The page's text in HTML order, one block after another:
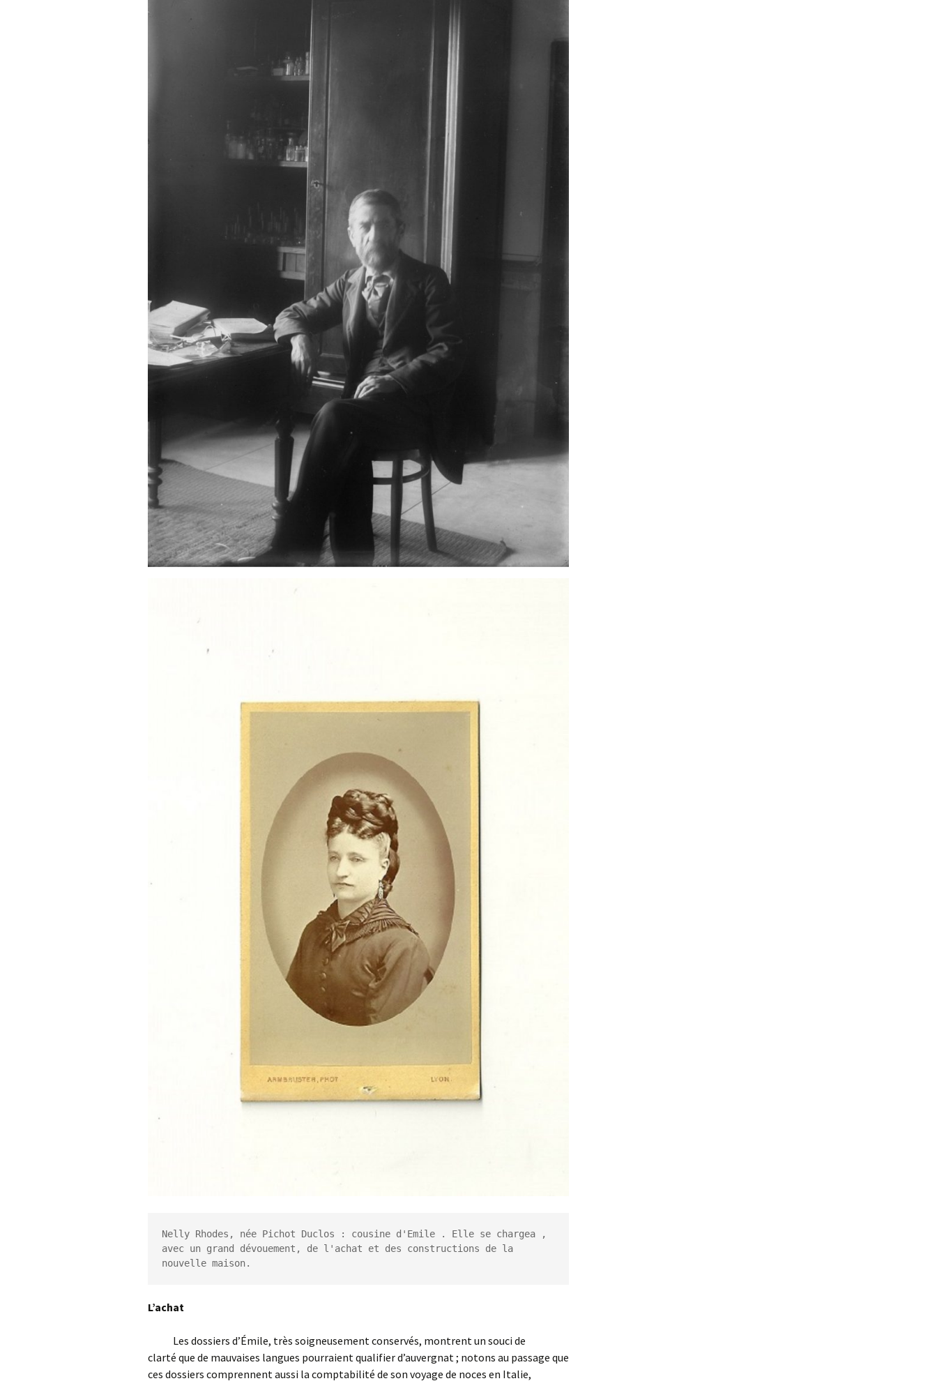
Nelly Rhodes, née Pichot Duclos : cousine d'Emile . Elle se chargea ,
avec un grand dévouement, de l'achat et des constructions de la
nouvelle maison.
L’achat
Les dossiers d’Émile, très soigneusement conservés, montrent un souci de
clarté que de mauvaises langues pourraient qualifier d’auvergnat ; notons au passage que
ces dossiers comprennent aussi la comptabilité de son voyage de noces en Italie,